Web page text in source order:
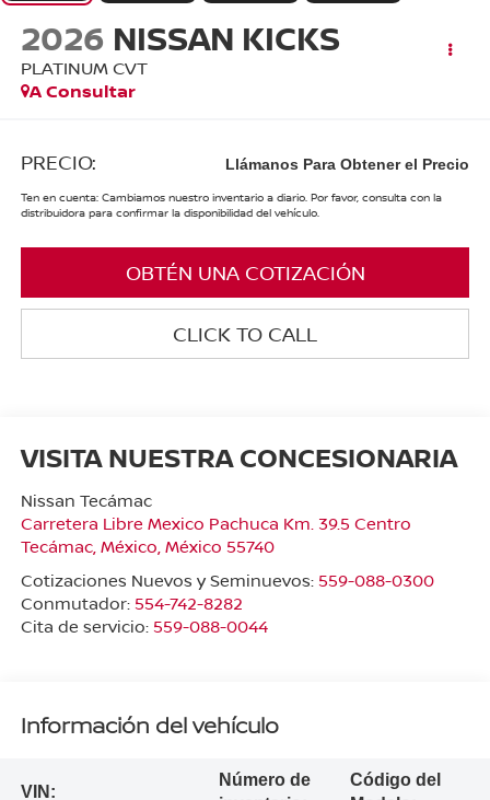
2026 NISSAN KICKS
PLATINUM CVT
A Consultar
PRECIO: Llámanos Para Obtener el Precio
Ten en cuenta: Cambiamos nuestro inventario a diario. Por favor, consulta con la
distribuidora para confirmar la disponibilidad del vehículo.
OBTÉN UNA COTIZACIÓN
CLICK TO CALL
VISITA NUESTRA CONCESIONARIA
Nissan Tecámac
Carretera Libre Mexico Pachuca Km. 39.5 Centro
Tecámac, México , México 55740
Cotizaciones Nuevos y Seminuevos: 559-088-0300
Conmutador: 554-742-8282
Cita de servicio: 559-088-0044
Información del vehículo
VIN:
Número de
Código del